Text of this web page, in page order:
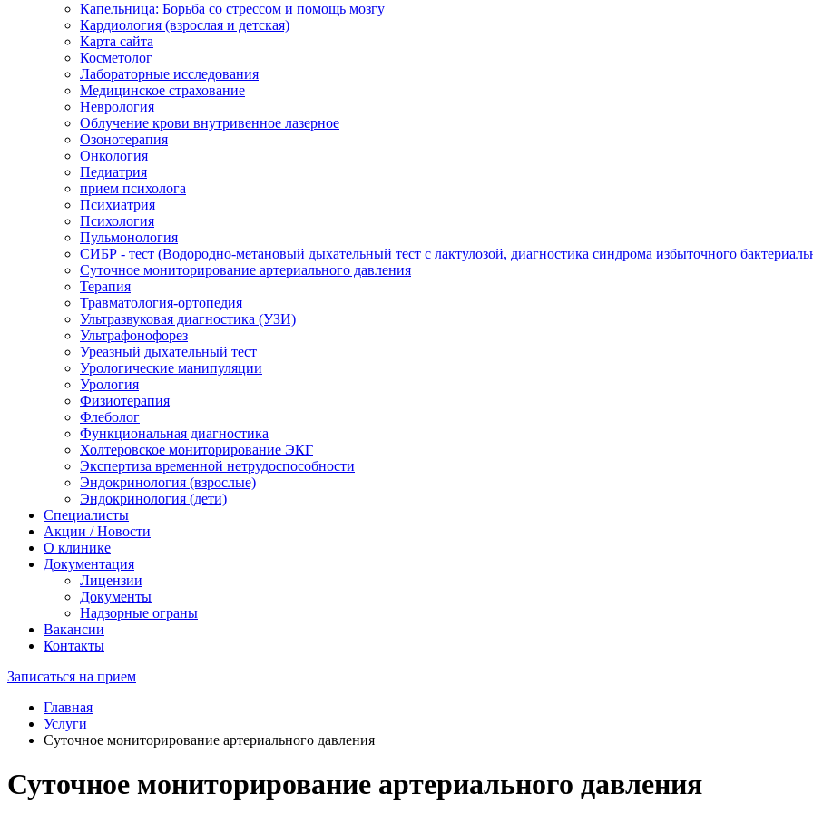
Капельница: Борьба со стрессом и помощь мозгу
Кардиология (взрослая и детская)
Карта сайта
Косметолог
Лабораторные исследования
Медицинское страхование
Неврология
Облучение крови внутривенное лазерное
Озонотерапия
Онкология
Педиатрия
прием психолога
Психиатрия
Психология
Пульмонология
СИБР - тест (Водородно-метановый дыхательный тест с лактулозой, диагностика синдрома избыточного
Суточное мониторирование артериального давления
Терапия
Травматология-ортопедия
Ультразвуковая диагностика (УЗИ)
Ультрафонофорез
Уреазный дыхательный тест
Урологические манипуляции
Урология
Физиотерапия
Флеболог
Функциональная диагностика
Холтеровское мониторирование ЭКГ
Экспертиза временной нетрудоспособности
Эндокринология (взрослые)
Эндокринология (дети)
Специалисты
Акции / Новости
О клинике
Документация
Лицензии
Документы
Надзорные ограны
Вакансии
Контакты
Записаться на прием
Главная
Услуги
Суточное мониторирование артериального давления
Суточное мониторирование артериального давления